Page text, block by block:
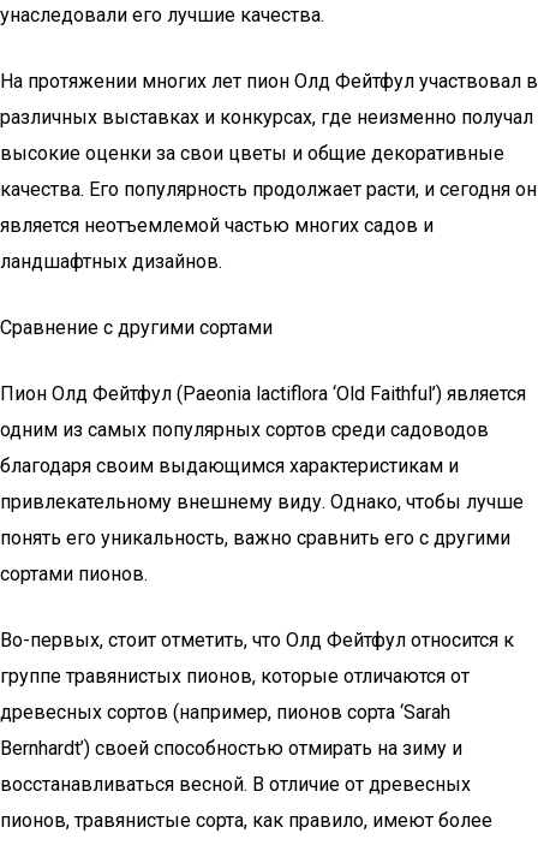
унаследовали его лучшие качества.
На протяжении многих лет пион Олд Фейтфул участвовал в
различных выставках и конкурсах, где неизменно получал
высокие оценки за свои цветы и общие декоративные
качества. Его популярность продолжает расти, и сегодня он
является неотъемлемой частью многих садов и
ландшафтных дизайнов.
Сравнение с другими сортами
Пион Олд Фейтфул (Paeonia lactiflora ‘Old Faithful’) является
одним из самых популярных сортов среди садоводов
благодаря своим выдающимся характеристикам и
привлекательному внешнему виду. Однако, чтобы лучше
понять его уникальность, важно сравнить его с другими
сортами пионов.
Во-первых, стоит отметить, что Олд Фейтфул относится к
группе травянистых пионов, которые отличаются от
древесных сортов (например, пионов сорта ‘Sarah
Bernhardt’) своей способностью отмирать на зиму и
восстанавливаться весной. В отличие от древесных
пионов, травянистые сорта, как правило, имеют более